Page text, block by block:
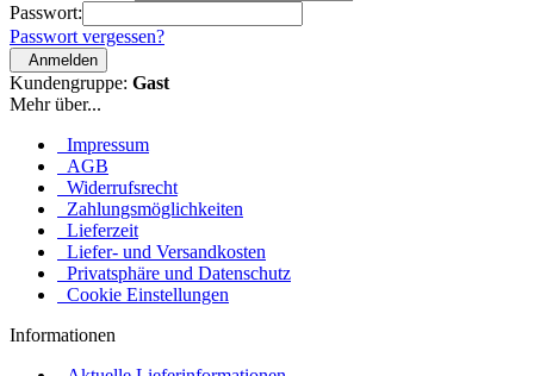
Passwort:
Passwort vergessen?
Anmelden
Kundengruppe: Gast
Mehr über...
Impressum
AGB
Widerrufsrecht
Zahlungsmöglichkeiten
Lieferzeit
Liefer- und Versandkosten
Privatsphäre und Datenschutz
Cookie Einstellungen
Informationen